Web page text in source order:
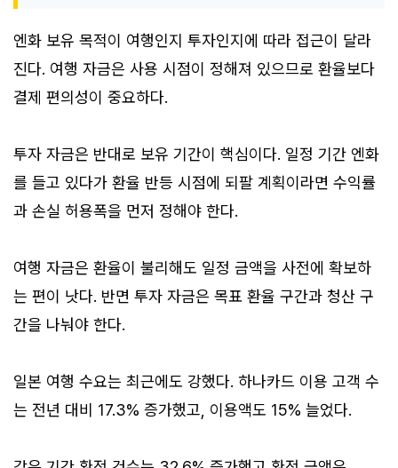
엔화 보유 목적이 여행인지 투자인지에 따라 접근이 달라
진다. 여행 자금은 사용 시점이 정해져 있으므로 환율보다
결제 편의성이 중요하다.
투자 자금은 반대로 보유 기간이 핵심이다. 일정 기간 엔화
를 들고 있다가 환율 반등 시점에 되팔 계획이라면 수익률
과 손실 허용폭을 먼저 정해야 한다.
여행 자금은 환율이 불리해도 일정 금액을 사전에 확보하
는 편이 낫다. 반면 투자 자금은 목표 환율 구간과 청산 구
간을 나눠야 한다.
일본 여행 수요는 최근에도 강했다. 하나카드 이용 고객 수
는 전년 대비 17.3% 증가했고, 이용액도 15% 늘었다.